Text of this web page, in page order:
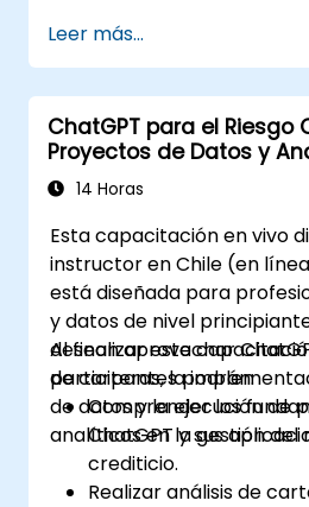
HVAC (calefacción,
acondicionado) y
contra incendios
Desarrollar e
personalizados de
Supervisar y gestionar
IA.
Leer más...
ChatGPT para el Riesgo
Proyectos de Datos y
14 Horas
Esta capacitación en vivo
instructor en Chile (en
está diseñada para
y datos de nivel
desean aprovechar
de carteras, la
de datos y la ejecución de
analíticos en la gestión del
Al finalizar esta
participantes podrán:
Comprender los
ChatGPT y sus
crediticio.
Realizar análisis de